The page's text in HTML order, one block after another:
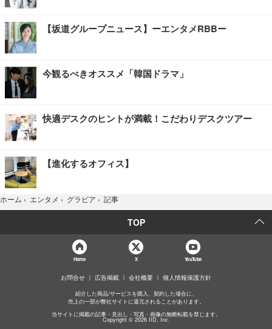
【坂道グループニュース】ーエンタメRBBー
今観るべきオススメ「韓国ドラマ」
快適デスクのヒントが満載！こだわりデスクツアー
【進化するオフィス】
ホーム › エンタメ › グラビア › 記事
TOP
Home X YouTube
お問合せ 広告掲載 会社概要 個人情報保護方針
紹介した商品/サービスを購入、契約した場合に、
売上の一部が弊社サイトに還元されることがあります。
当サイトに掲載の記事・見出し・写真・画像の無断転載を禁じます。
Copyright © 2026 IID, Inc.